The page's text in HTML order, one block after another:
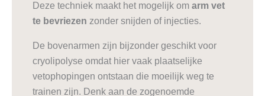
Deze techniek maakt het mogelijk om arm vet
te bevriezen zonder snijden of injecties.
De bovenarmen zijn bijzonder geschikt voor
cryolipolyse omdat hier vaak plaatselijke
vetophopingen ontstaan die moeilijk weg te
trainen zijn. Denk aan de zogenoemde